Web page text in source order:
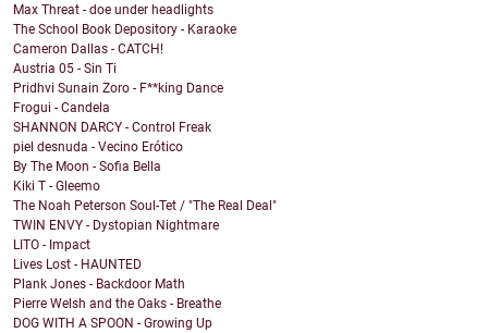
Max Threat - doe under headlights
The School Book Depository - Karaoke
Cameron Dallas - CATCH!
Austria 05 - Sin Ti
Pridhvi Sunain Zoro - F**king Dance
Frogui - Candela
SHANNON DARCY - Control Freak
piel desnuda - Vecino Erótico
By The Moon - Sofia Bella
Kiki T - Gleemo
The Noah Peterson Soul-Tet / "The Real Deal"
TWIN ENVY - Dystopian Nightmare
LITO - Impact
Lives Lost - HAUNTED
Plank Jones - Backdoor Math
Pierre Welsh and the Oaks - Breathe
DOG WITH A SPOON - Growing Up